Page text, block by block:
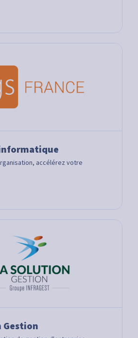
informatique
accélérez votre
Gestion